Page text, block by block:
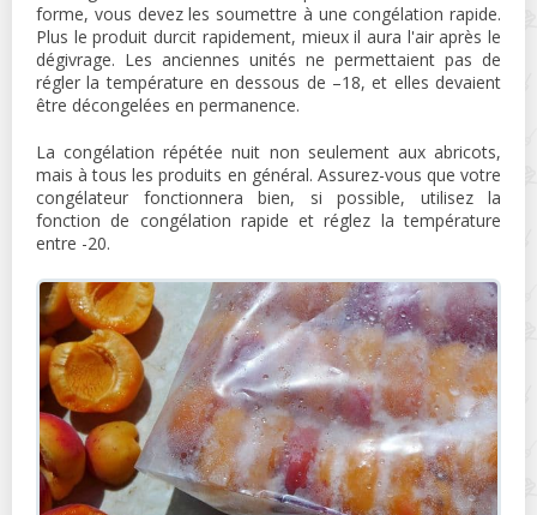
forme, vous devez les soumettre à une congélation rapide.
Plus le produit durcit rapidement, mieux il aura l'air après le
dégivrage. Les anciennes unités ne permettaient pas de
régler la température en dessous de –18, et elles devaient
être décongelées en permanence.
La congélation répétée nuit non seulement aux abricots,
mais à tous les produits en général. Assurez-vous que votre
congélateur fonctionnera bien, si possible, utilisez la
fonction de congélation rapide et réglez la température
entre -20.